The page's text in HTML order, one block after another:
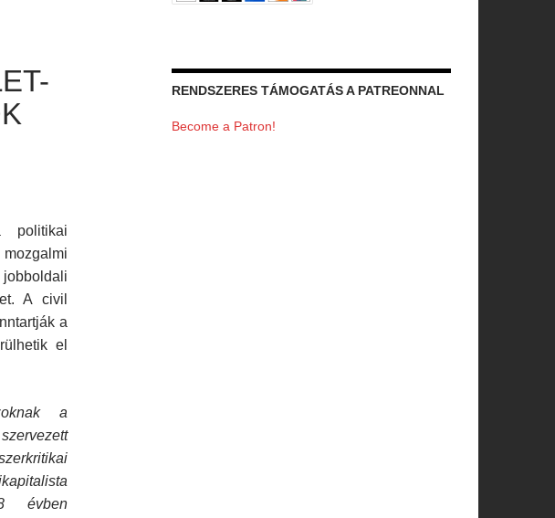
politikai
A civil
a
el
a
évben
RENDSZERES TÁMOGATÁS A PATREONNAL
Become a Patron!